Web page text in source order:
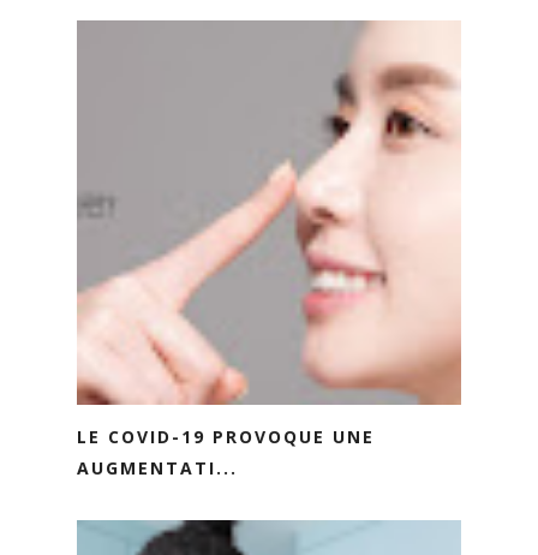
LE COVID-19 PROVOQUE UNE
AUGMENTATI...